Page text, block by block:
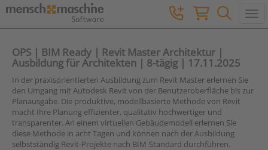
OPS | BIM Ready | Revit Master Architektur |
Ausbildung für Architekten | 8-tägig | 17.11.2025
In der praxisorientierten Ausbildung zum Revit Master erlernen Sie
den Umgang mit Autodesk Revit von der Benutzeroberfläche bis zur
Planausgabe. Die produktive, modellbasierte Methode von Revit
macht Ihre Planung effizienter, qualitativ hochwertiger und
transparenter. An einem virtuellen Gebäudemodell erlernen Sie
diese Methode in acht Tagen und können nach der Ausbildung
selbstständig Revit-Projekte nach BIM-Standard durchführen.